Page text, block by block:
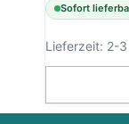
Sofort
Lieferzeit: 2-